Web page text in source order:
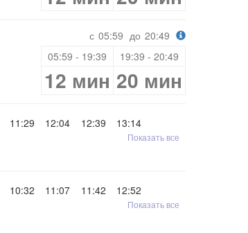
с 05:59 до 20:49
05:59 - 19:39
19:39 - 20:49
12 мин 20 мин
11:29 12:04 12:39
13:14
Показать все
10:32 11:07 11:42
12:52
Показать все